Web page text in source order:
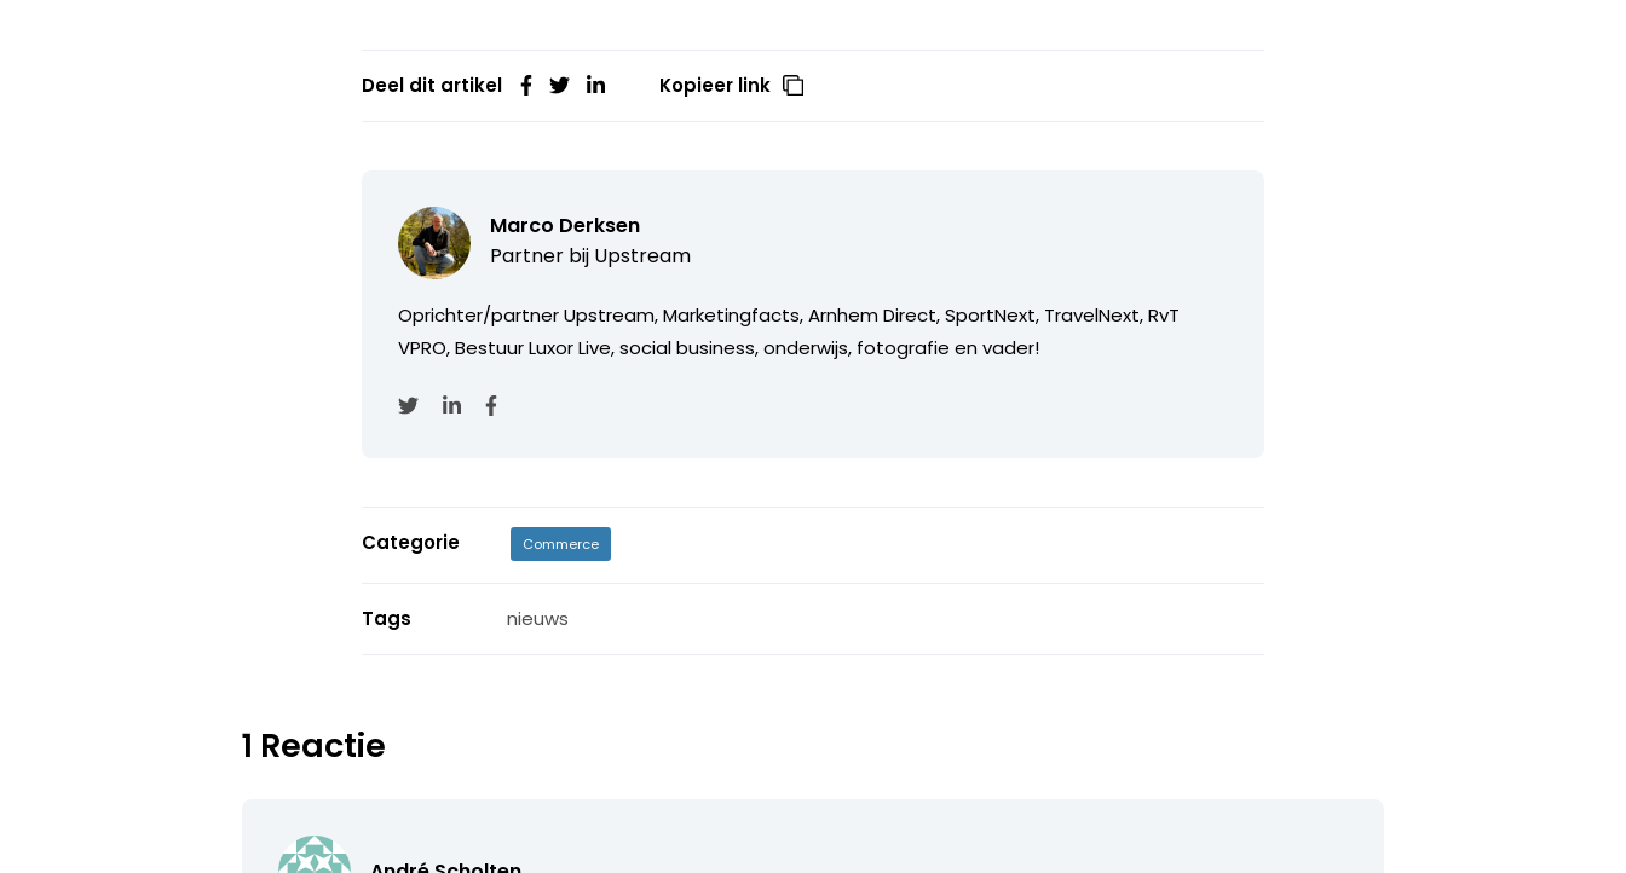
Deel dit artikel Kopieer link
Marco Derksen
Partner bij Upstream
Oprichter/partner Upstream, Marketingfacts, Arnhem Direct, SportNext, TravelNext, RvT
VPRO, Bestuur Luxor Live, social business, onderwijs, fotografie en vader!
Categorie Commerce
Tags nieuws
1 Reactie